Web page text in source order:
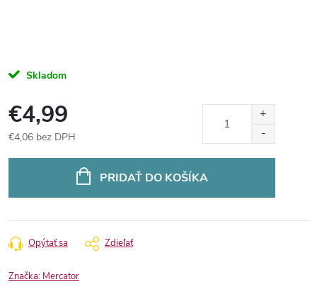
Skladom
€4,99
€4,06 bez DPH
PRIDAŤ DO KOŠÍKA
Opýtať sa Zdieľať
Značka: Mercator